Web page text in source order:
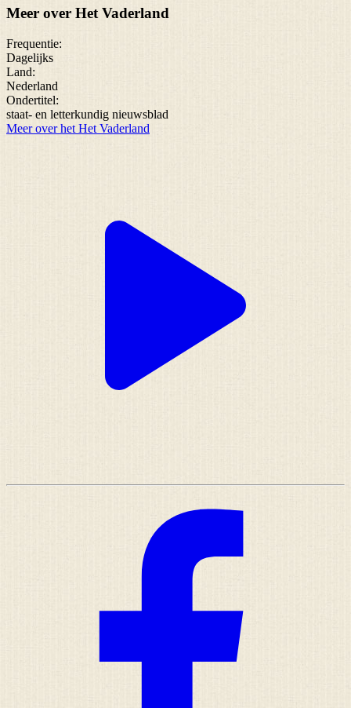
Meer over Het Vaderland
Frequentie:
Dagelijks
Land:
Nederland
Ondertitel:
staat- en letterkundig nieuwsblad
Meer over het Het Vaderland